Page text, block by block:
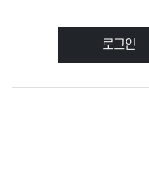
로그인